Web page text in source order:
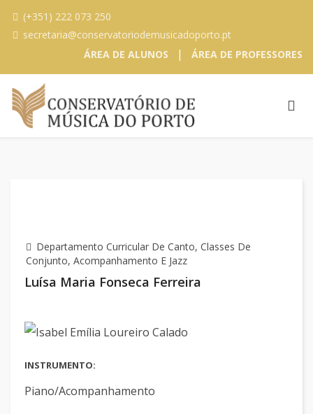
(+351) 222 073 250
secretaria@conservatoriodemusicadoporto.pt
ÁREA DE ALUNOS
| ÁREA DE PROFESSORES
Departamento Curricular De Canto, Classes De
Conjunto, Acompanhamento E Jazz
Luísa Maria Fonseca Ferreira
INSTRUMENTO:
Piano/Acompanhamento